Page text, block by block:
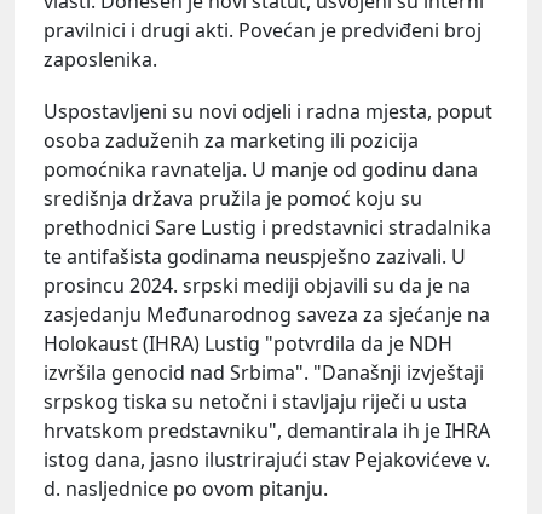
pravilnici i drugi akti. Povećan je predviđeni broj
zaposlenika.
Uspostavljeni su novi odjeli i radna mjesta, poput
osoba zaduženih za marketing ili pozicija
pomoćnika ravnatelja. U manje od godinu dana
središnja država pružila je pomoć koju su
prethodnici Sare Lustig i predstavnici stradalnika
te antifašista godinama neuspješno zazivali. U
prosincu 2024. srpski mediji objavili su da je na
zasjedanju Međunarodnog saveza za sjećanje na
Holokaust (IHRA) Lustig "potvrdila da je NDH
izvršila genocid nad Srbima". "Današnji izvještaji
srpskog tiska su netočni i stavljaju riječi u usta
hrvatskom predstavniku", demantirala ih je IHRA
istog dana, jasno ilustrirajući stav Pejakovićeve v.
d. nasljednice po ovom pitanju.